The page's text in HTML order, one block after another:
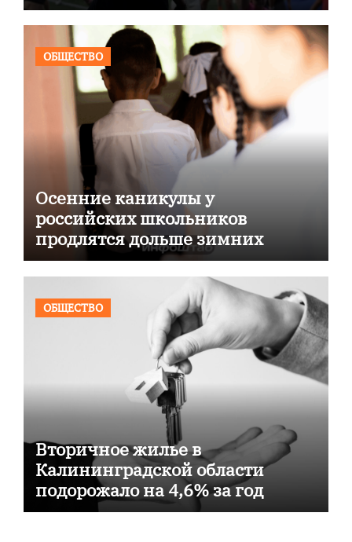
ОБЩЕСТВО
Осенние каникулы у
российских школьников
продлятся дольше зимних
ОБЩЕСТВО
Вторичное жилье в
Калининградской области
подорожало на 4,6% за год